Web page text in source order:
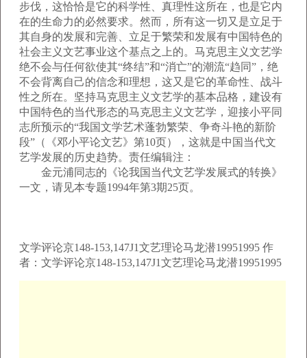
步伐，这恰恰是它的科学性、真理性这所在，也是它内
在的生命力的必然要求。然而，所有这一切又是立足于
其自身的发展和完善、立足于繁荣和发展有中国特色的
社会主义文艺事业这个基点之上的。马克思主义文艺学
绝不会与任何欲使其“终结”和“消亡”的潮流“趋同”，绝
不会背离自己的信念和理想，这又是它的革命性、战斗
性之所在。坚持马克思主义文艺学的基本品格，建设有
中国特色的当代形态的马克思主义文艺学，迎接小平同
志所预示的“我国文学艺术蓬勃繁荣、争奇斗艳的新阶
段”（《邓小平论文艺》第10页），这就是中国当代文
艺学发展的历史趋势。责任编辑注：
金元浦同志的《论我国当代文艺学发展式的转换》
一文，请见本专题1994年第3期25页。
文学评论京148-153,147J1文艺理论马龙潜19951995 作
者：文学评论京148-153,147J1文艺理论马龙潜19951995